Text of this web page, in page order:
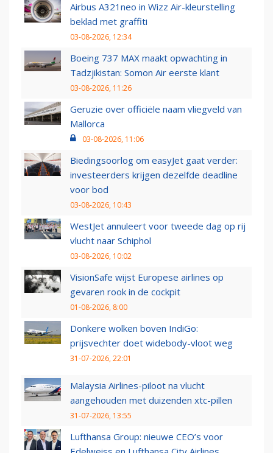
Airbus A321neo in Wizz Air-kleurstelling
beklad met graffiti
03-08-2026, 12:34
Boeing 737 MAX maakt opwachting in
Tadzjikistan: Somon Air eerste klant
03-08-2026, 11:26
Geruzie over officiële naam vliegveld van
Mallorca
03-08-2026, 11:06
Biedingsoorlog om easyJet gaat verder:
investeerders krijgen dezelfde deadline
voor bod
03-08-2026, 10:43
WestJet annuleert voor tweede dag op rij
vlucht naar Schiphol
03-08-2026, 10:02
VisionSafe wijst Europese airlines op
gevaren rook in de cockpit
01-08-2026, 8:00
Donkere wolken boven IndiGo:
prijsvechter doet widebody-vloot weg
31-07-2026, 22:01
Malaysia Airlines-piloot na vlucht
aangehouden met duizenden xtc-pillen
31-07-2026, 13:55
Lufthansa Group: nieuwe CEO’s voor